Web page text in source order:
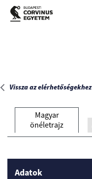
Főoldal
Vissza az elérhetőségekhez
Magyar
önéletrajz
Adatok